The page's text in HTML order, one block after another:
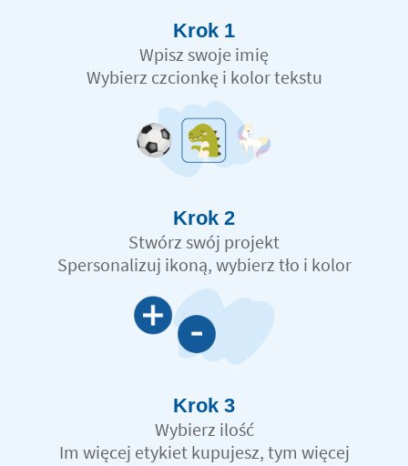
Krok 1
Wpisz swoje imię
Wybierz czcionkę i kolor tekstu
Krok 2
Stwórz swój projekt
Spersonalizuj ikoną, wybierz tło i kolor
Krok 3
Wybierz ilość
Im więcej etykiet kupujesz, tym więcej